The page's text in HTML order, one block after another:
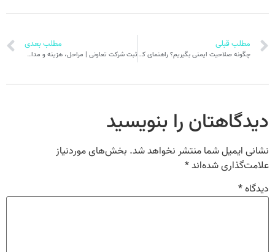
مطلب قبلی
چگونه صلاحیت ایمنی بگیریم؟ راهنمای کامل اخذ گواهینامه ایمنی
مطلب بعدی
ثبت شرکت تعاونی | مراحل، هزینه و مدارک با خدمات سریع ماناثبت
دیدگاهتان را بنویسید
نشانی ایمیل شما منتشر نخواهد شد. بخش‌های موردنیاز
علامت‌گذاری شده‌اند*
دیدگاه*